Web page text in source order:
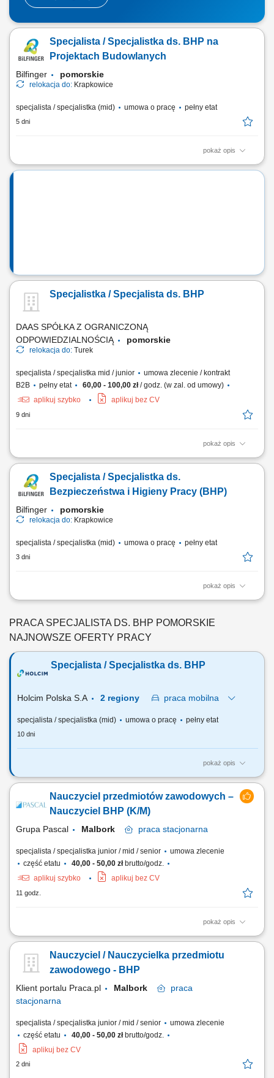
Specjalista / Specjalistka ds. BHP na
Projektach Budowlanych
Bilfinger pomorskie
relokacja do: Krapkowice
specjalista / specjalistka (mid) umowa o pracę pełny etat
5 dni
pokaż opis
Opis stanowiska Nadzór nad bezpieczeństwem pracy na projektach
Specjalistka / Specjalista ds. BHP
DAAS SPÓŁKA Z OGRANICZONĄ
ODPOWIEDZIALNOŚCIĄ
pomorskie
relokacja do: Turek
specjalista / specjalistka mid / junior
umowa zlecenie / kontrakt
B2B
pełny etat 60,00 - 100,00 zł/ godz. (w zal. od umowy)
aplikuj szybko
aplikuj bez CV
9 dni
pokaż opis
Twój zakres obowiązków Analiza i określanie ryzyka BHP dla
przepisów BHP, ppoż. i ochrony środowiska na realizowanej budowie,
Prowadzenie szkoleń z zakresu BHP, ppoż. i ochrony środowiska,
Specjalista / Specjalistka ds.
Bezpieczeństwa i Higieny Pracy (BHP)
Bilfinger pomorskie
relokacja do: Krapkowice
specjalista / specjalistka (mid) umowa o pracę pełny etat
3 dni
pokaż opis
Opis stanowiska Kompleksowa obsługa obszaru BHP na projektach
bezpieczeństwa pracy na budowach; Przeprowadzanie kontroli oraz
audytów BHP i raportowanie wyników; Prowadzenie dokumentacji
powypadkowej oraz analiza zdarzeń;...
PRACA SPECJALISTA DS. BHP POMORSKIE
NAJNOWSZE OFERTY PRACY
Specjalista / Specjalistka ds. BHP
Holcim Polska S.A praca mobilna
specjalista / specjalistka (mid) umowa o pracę pełny etat
10 dni
pokaż opis
Zakres obowiązków: Zapewnienie zgodności z standardami grupy
poziomie lokalnym (opracowywanie i aktualizacja instrukcji BHP).
Przeprowadzanie ocen ryzyka zawodowego dla stanowisk pracy.
Nauczyciel przedmiotów zawodowych –
Nauczyciel BHP (K/M)
Grupa Pascal Malbork praca stacjonarna
specjalista / specjalistka junior / mid / senior
umowa zlecenie
część etatu
40,00 - 50,00 złbrutto/godz.
aplikuj szybko
aplikuj bez CV
11 godz.
pokaż opis
Zadania: Prowadzenie zajęć teoretycznych i/lub praktycznych zgodnie z
przedmiotu; Przygotowanie i prowadzenie zajęć z słuchaczami,
Nauczyciel / Nauczycielka przedmiotu
zawodowego - BHP
Klient portalu Praca.pl Malbork
praca
stacjonarna
specjalista / specjalistka junior / mid / senior
umowa zlecenie
część etatu
40,00 - 50,00 złbrutto/godz.
aplikuj bez CV
2 dni